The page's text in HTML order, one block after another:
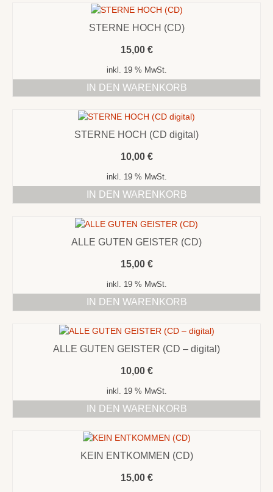
STERNE HOCH (CD)
15,00 €
inkl. 19 % MwSt.
IN DEN WARENKORB
STERNE HOCH (CD digital)
10,00 €
inkl. 19 % MwSt.
IN DEN WARENKORB
ALLE GUTEN GEISTER (CD)
15,00 €
inkl. 19 % MwSt.
IN DEN WARENKORB
ALLE GUTEN GEISTER (CD – digital)
10,00 €
inkl. 19 % MwSt.
IN DEN WARENKORB
KEIN ENTKOMMEN (CD)
15,00 €